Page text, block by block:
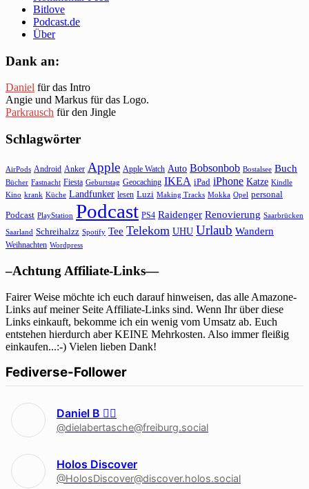
Bitlove
Podcast.de
Über
Dank an:
Daniel für das Intro
Angie und Markus für das Logo.
Parkrausch für den Jingle
Schlagwörter
AirPods Android Anker Apple Apple Watch Auto Bobsonbob Bostalsee Buch
Bücher Fastnacht Fiesta Geburtstag Geocaching IKEA iPad iPhone Katze Kindle
Kino krank Küche Landfunker lesen Luzi Making Tracks Mokka Opel personal
Podcast PlayStation Podcast PS4 Raidenger Renovierung Saarbrücken
Saarland Schreihalzz Spotify Tee Telekom UHU Urlaub Wandern
Weihnachten Wordpress
–Achtung Affiliate-Links—
Fairer Weise möchte ich euch darauf hinweisen, das alle Amazone-
Links auf meiner Seite Affiliate-Links sind. Wenn Ihr über diese
Links einkauft, bekomme ich ein wenig vom Umsatz ab. Euch
entstehen hierdurch aber KEINE Mehrkosten. Also immer fleißig
einkaufen...:-) Vielen lieben Dank!
Fediverse-Follower
Daniel B 🏳‍🌈
@dielabertasche@freiburg.social
Holos Discover
@HolosDiscover@discover.holos.social